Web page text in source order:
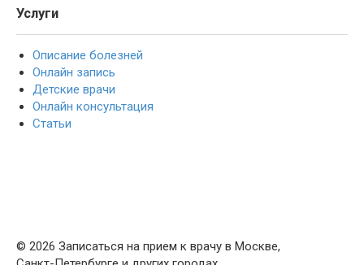
Услуги
Описание болезней
Онлайн запись
Детские врачи
Онлайн консультация
Статьи
© 2026 Записаться на прием к врачу в Москве,